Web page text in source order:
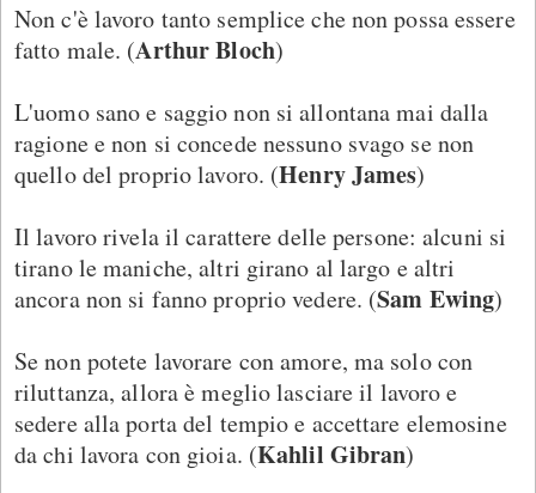
Non c'è lavoro tanto semplice che non possa essere
fatto male. (Arthur Bloch)
L'uomo sano e saggio non si allontana mai dalla
ragione e non si concede nessuno svago se non
quello del proprio lavoro. (Henry James)
Il lavoro rivela il carattere delle persone: alcuni si
tirano le maniche, altri girano al largo e altri
ancora non si fanno proprio vedere. (Sam Ewing)
Se non potete lavorare con amore, ma solo con
riluttanza, allora è meglio lasciare il lavoro e
sedere alla porta del tempio e accettare elemosine
da chi lavora con gioia. (Kahlil Gibran)